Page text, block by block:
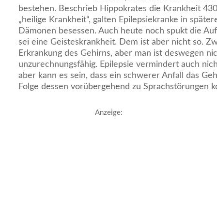
bestehen. Beschrieb Hippokrates die Krankheit
„heilige Krankheit“, galten Epilepsiekranke in
Dämonen besessen. Auch heute noch spukt die
sei eine Geisteskrankheit. Dem ist aber nicht so.
Erkrankung des Gehirns, aber man ist deswegen
unzurechnungsfähig. Epilepsie vermindert auch
aber kann es sein, dass ein schwerer Anfall das
Folge dessen vorübergehend zu Sprachstörungen
Anzeige: